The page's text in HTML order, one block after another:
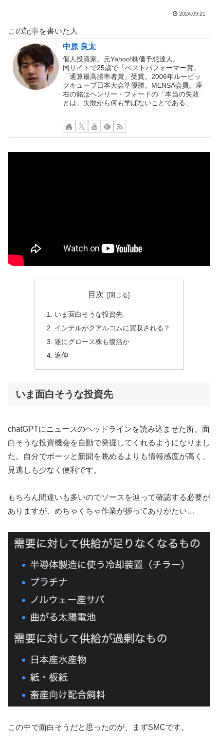
2024.09.21
この記事を書いた人
中原 良太
個人投資家。元Yahoo!株価予想達人。
同サイトで25歳で「ベストパフォーマー賞」
「通算最高勝率者賞」受賞。2006年ルービッ
クキューブ日本大会準優勝。MENSA会員。座
右の銘はヘンリー・フォードの「本当の失敗
とは、失敗から何も学ばないことである」
目次
いま面白そうな投資先
インテルがクアルコムに買収される？
遂にグロース株も復活か
追伸
いま面白そうな投資先
chatGPTにニュースのヘッドラインを読み込ませた所、面
白そうな投資機会を自動で発掘してくれるようになりまし
た。自分でボーッと新聞を眺めるよりも情報感度が高く、
見逃しも少なく便利です。
もちろん間違いも多いのでソースを辿って確認する必要が
ありますが、めちゃくちゃ作業が捗ってありがたい…
この中で面白そうだと思ったのが、まずSMCです。